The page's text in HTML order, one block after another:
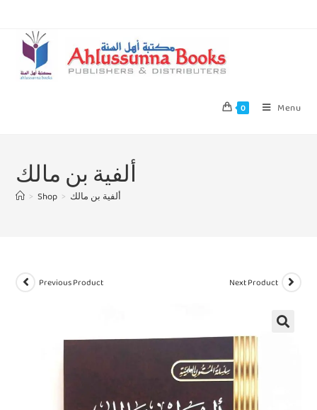
0 Menu
ألفية بن مالك
> Shop > ألفية بن مالك
Previous Product Next Product